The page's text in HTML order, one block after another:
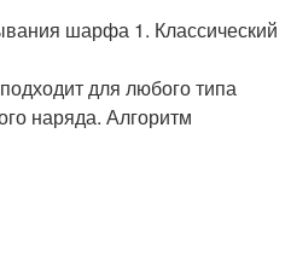
шарфа 1. Классический
для любого типа
наряда. Алгоритм